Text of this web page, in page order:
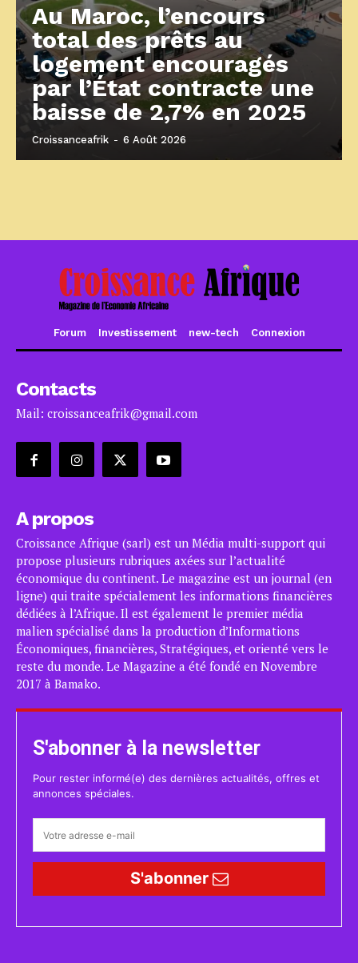
Au Maroc, l’encours
total des prêts au
logement encouragés
par l’État contracte une
baisse de 2,7% en 2025
Croissanceafrik - 6 Août 2026
Forum Investissement new-tech Connexion
Contacts
Mail: croissanceafrik@gmail.com
A propos
Croissance Afrique (sarl) est un Média multi-support qui
propose plusieurs rubriques axées sur l’actualité
économique du continent. Le magazine est un journal (en
ligne) qui traite spécialement les informations financières
dédiées à l’Afrique. Il est également le premier média
malien spécialisé dans la production d’Informations
Économiques, financières, Stratégiques, et orienté vers le
reste du monde. Le Magazine a été fondé en Novembre
2017 à Bamako.
S'abonner à la newsletter
Pour rester informé(e) des dernières actualités, offres et
annonces spéciales.
S'abonner